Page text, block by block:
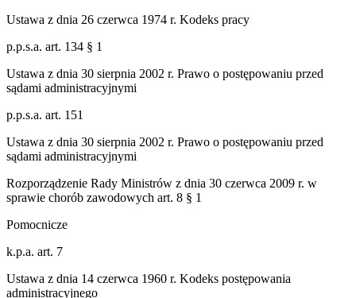
Ustawa z dnia 26 czerwca 1974 r. Kodeks pracy
p.p.s.a. art. 134 § 1
Ustawa z dnia 30 sierpnia 2002 r. Prawo o postępowaniu przed
sądami administracyjnymi
p.p.s.a. art. 151
Ustawa z dnia 30 sierpnia 2002 r. Prawo o postępowaniu przed
sądami administracyjnymi
Rozporządzenie Rady Ministrów z dnia 30 czerwca 2009 r. w
sprawie chorób zawodowych art. 8 § 1
Pomocnicze
k.p.a. art. 7
Ustawa z dnia 14 czerwca 1960 r. Kodeks postępowania
administracyjnego